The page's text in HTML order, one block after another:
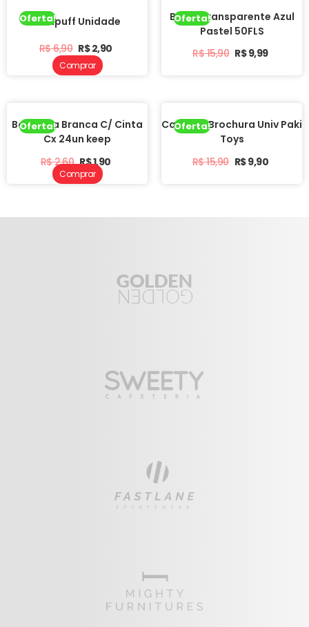
Oferta!
Acripuff Unidade
R$6,90 R$2,90
Oferta!
Bloco Transparente Azul
Pastel 50FLS
R$15,90 R$9,99
Comprar
Oferta!
Borracha Branca C/ Cinta
Cx 24un keep
R$2,60 R$1,90
Oferta!
Caderno Brochura Univ Paki
Toys
R$15,90 R$9,90
Comprar